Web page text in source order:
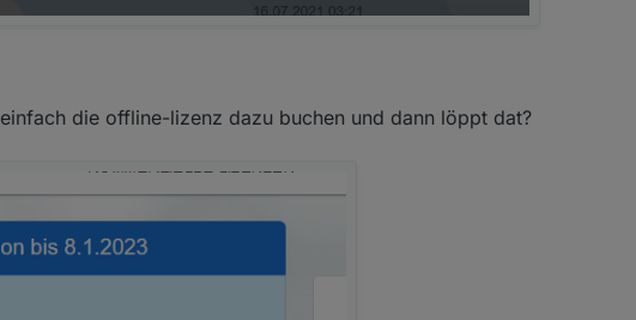
einfach die offline-lizenz dazu buchen und dann löppt dat?